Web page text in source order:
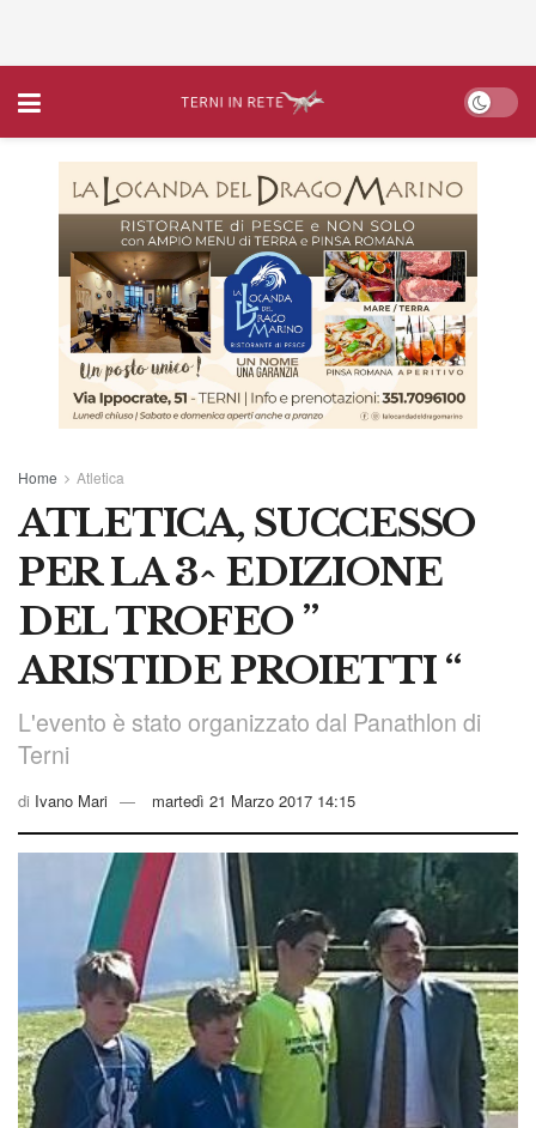
Home Atletica
ATLETICA, SUCCESSO
PER LA 3^ EDIZIONE
DEL TROFEO ”
ARISTIDE PROIETTI “
L'evento è stato organizzato dal Panathlon di
Terni
di Ivano Mari martedì 21 Marzo 2017 14:15